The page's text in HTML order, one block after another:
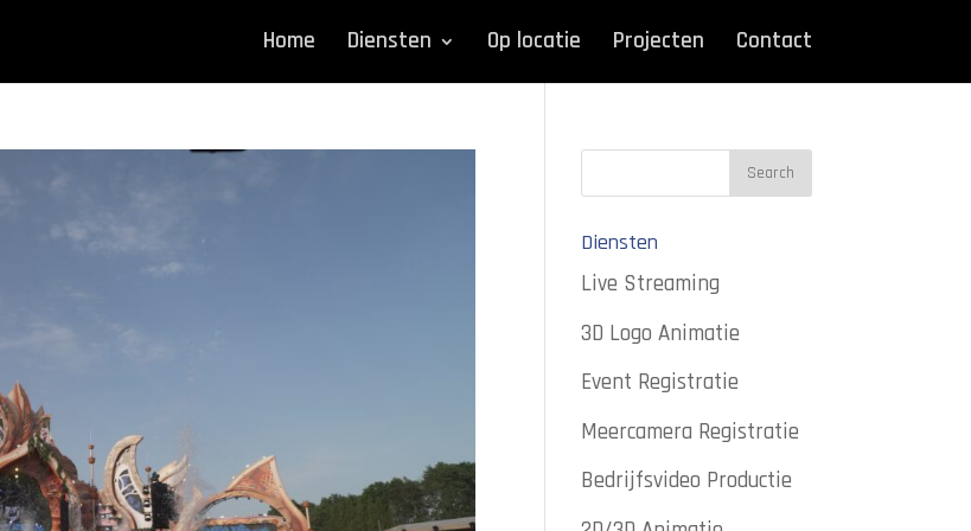
Home Diensten Op locatie Projecten Contact
Diensten
Live Streaming
3D Logo Animatie
Event Registratie
Meercamera Registratie
Bedrijfsvideo Productie